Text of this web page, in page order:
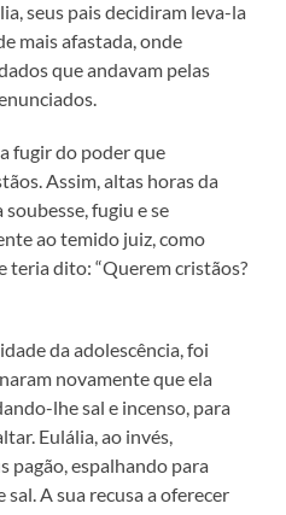
seus pais decidiram leva-la
mais afastada, onde
que andavam pelas
fugir do poder que
Assim, altas horas da
fugiu e se
ao temido juiz, como
teria dito: “Querem cristãos?
da adolescência, foi
novamente que ela
lhe sal e incenso, para
Eulália, ao invés,
pagão, espalhando para
sal. A sua recusa a oferecer